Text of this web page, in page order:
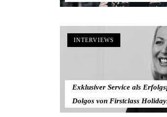
Exklusiver Service als
Dolgos von Firstclass
INTERVIEWS